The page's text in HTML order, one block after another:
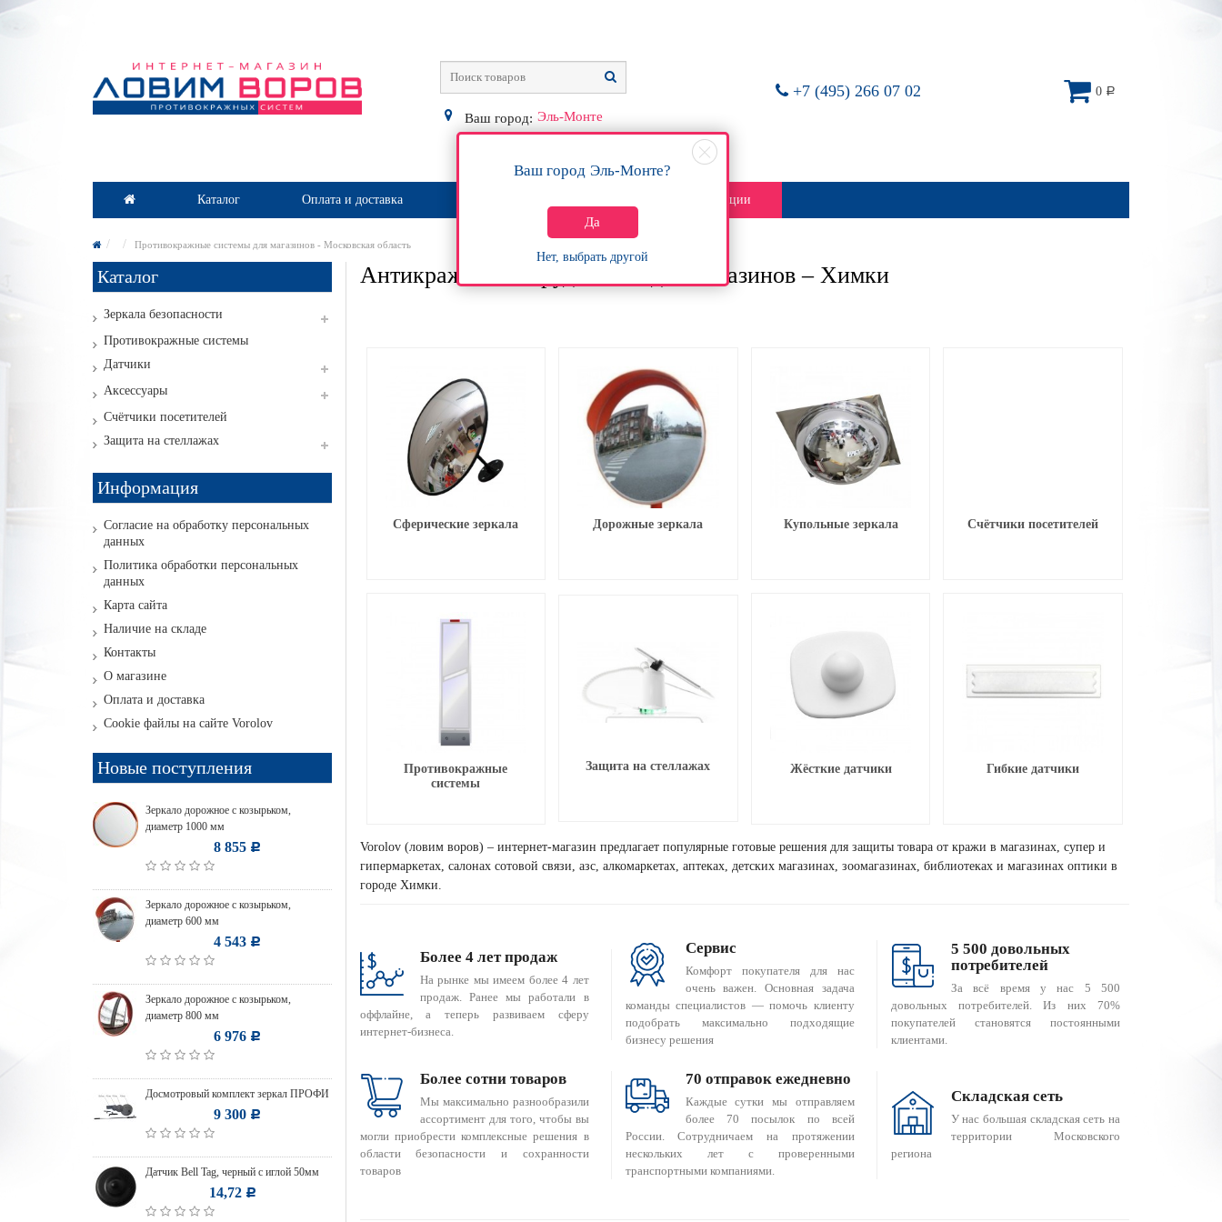
+7 (495) 266 07 02
Ваш город: Эль-Монте
Ваш город Эль-Монте?
Да
Нет, выбрать другой
0 Р
Каталог Оплата и доставка Акции
Противокражные системы для магазинов - Московская область
Каталог
Зеркала безопасности
Противокражные системы
Датчики
Аксессуары
Счётчики посетителей
Защита на стеллажах
Информация
Согласие на обработку персональных
данных
Политика обработки персональных
данных
Карта сайта
Наличие на складе
Контакты
О магазине
Оплата и доставка
Cookie файлы на сайте Vorolov
Новые поступления
Зеркало дорожное с козырьком,
диаметр 1000 мм
8 855 Р
Зеркало дорожное с козырьком,
диаметр 600 мм
4 543 Р
Зеркало дорожное с козырьком,
диаметр 800 мм
6 976 Р
Досмотровый комплект зеркал ПРОФИ
9 300 Р
Датчик Bell Tag, черный с иглой 50мм
14,72 Р
Антикражное оборудование для магазинов – Химки
Сферические зеркала Дорожные зеркала Купольные зеркала Счётчики посетителей
Противокражные
системы
Защита на стеллажах Жёсткие датчики Гибкие датчики
Vorolov (ловим воров) – интернет-магазин предлагает популярные готовые решения для защиты товара от кражи в магазинах, супер и
гипермаркетах, салонах сотовой связи, азс, алкомаркетах, аптеках, детских магазинах, зоомагазинах, библиотеках и магазинах оптики в
городе Химки.
Более 4 лет продаж
На рынке мы имеем более 4 лет
продаж. Ранее мы работали в
оффлайне, а теперь развиваем сферу
интернет-бизнеса.
Сервис
Комфорт покупателя для нас
очень важен. Основная задача
команды специалистов — помочь клиенту
подобрать максимально подходящие
бизнесу решения
5 500 довольных
потребителей
За всё время у нас 5 500
довольных потребителей. Из них 70%
покупателей становятся постоянными
клиентами.
Более сотни товаров
Мы максимально разнообразили
ассортимент для того, чтобы вы
могли приобрести комплексные решения в
области безопасности и сохранности
товаров
70 отправок ежедневно
Каждые сутки мы отправляем
более 70 посылок по всей
России. Сотрудничаем на протяжении
нескольких лет с проверенными
транспортными компаниями.
Складская сеть
У нас большая складская сеть на
территории Московского
региона